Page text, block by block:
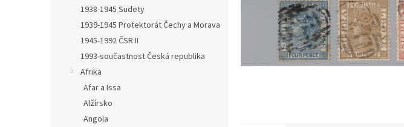
1938-1945 Sudety
1939-1945 Protektorát Čechy a Morava
1945-1992 ČSR II
1993-součastnost Česká republika
Afrika
Afar a Issa
Alžírsko
Angola